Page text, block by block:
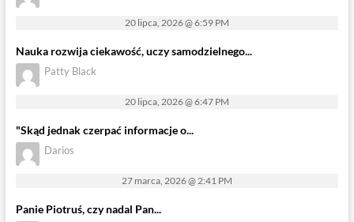
20 lipca, 2026 @ 6:59 PM
Nauka rozwija ciekawość, uczy samodzielnego...
Patty Black
20 lipca, 2026 @ 6:47 PM
"Skąd jednak czerpać informacje o...
Darios
27 marca, 2026 @ 2:41 PM
Panie Piotruś, czy nadal Pan...